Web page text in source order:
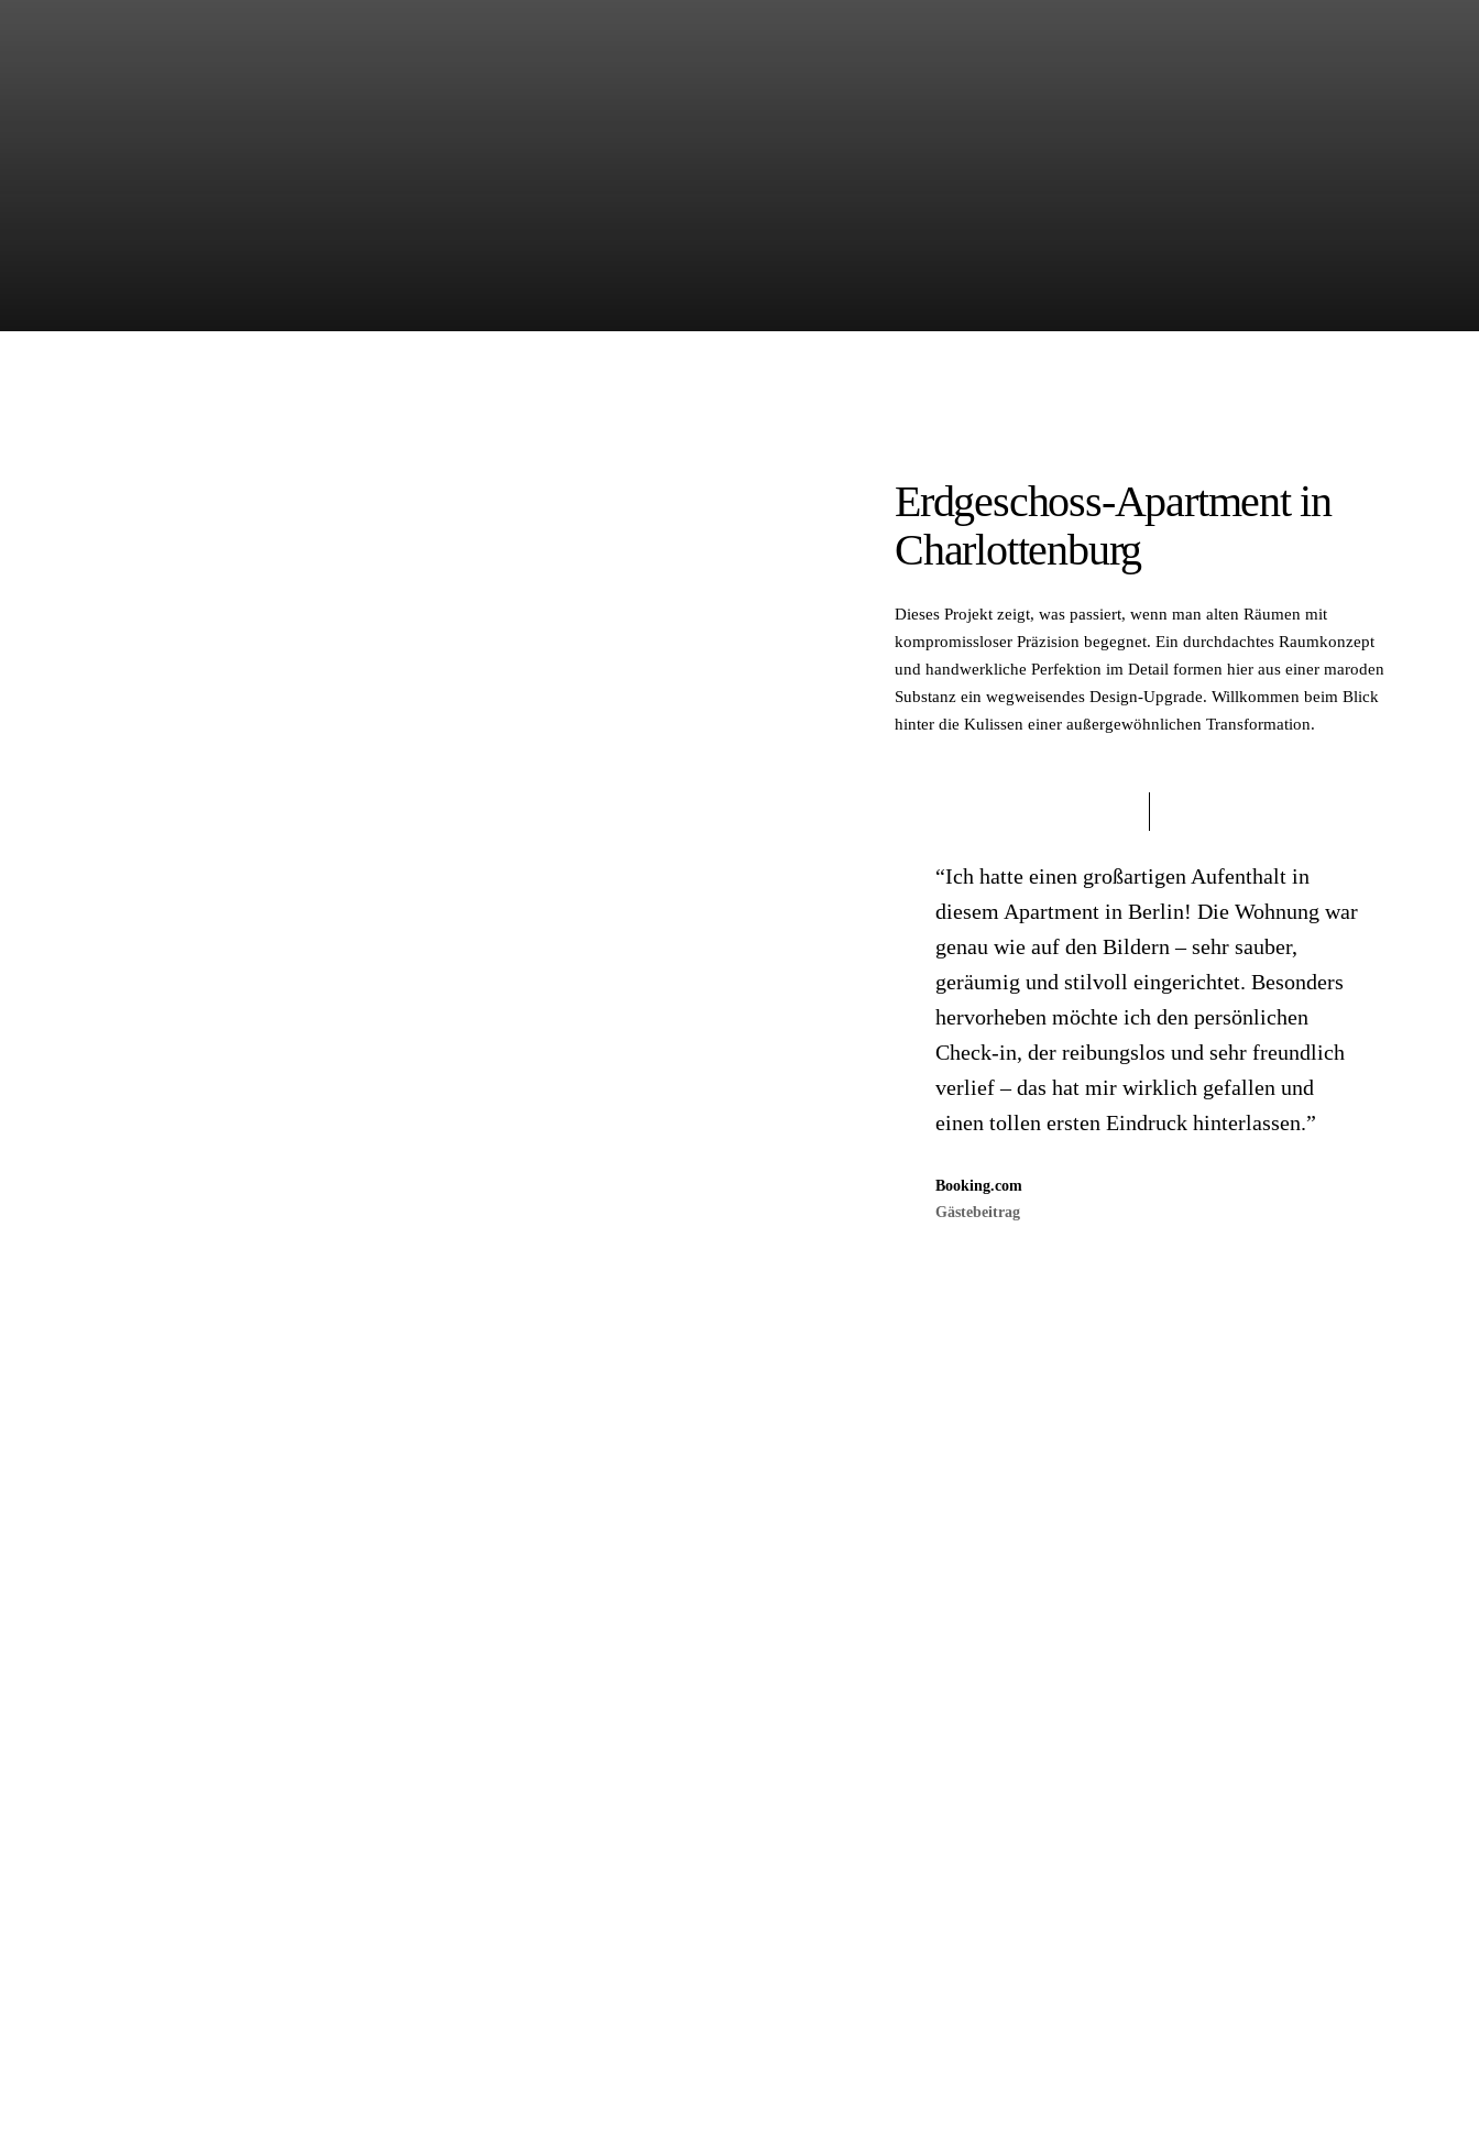
Erdgeschoss-Apartment in
Charlottenburg
Dieses Projekt zeigt, was passiert, wenn man alten Räumen mit
kompromissloser Präzision begegnet. Ein durchdachtes Raumkonzept
und handwerkliche Perfektion im Detail formen hier aus einer maroden
Substanz ein wegweisendes Design-Upgrade. Willkommen beim Blick
hinter die Kulissen einer außergewöhnlichen Transformation.
“Ich hatte einen großartigen Aufenthalt in
diesem Apartment in Berlin! Die Wohnung war
genau wie auf den Bildern – sehr sauber,
geräumig und stilvoll eingerichtet. Besonders
hervorheben möchte ich den persönlichen
Check-in, der reibungslos und sehr freundlich
verlief – das hat mir wirklich gefallen und
einen tollen ersten Eindruck hinterlassen.”
Booking.com
Gästebeitrag